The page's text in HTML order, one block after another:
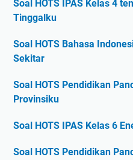
Soal HOTS IPAS Kelas 4
Tinggalku
Soal HOTS Bahasa
Sekitar
Soal HOTS Pendidikan
Provinsiku
Soal HOTS IPAS Kelas 6
Soal HOTS Pendidikan